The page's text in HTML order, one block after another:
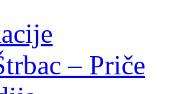
– Priče